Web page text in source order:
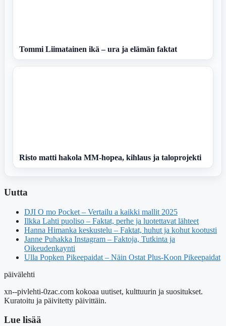
Tommi Liimatainen ikä – ura ja elämän faktat
Risto matti hakola MM-hopea, kihlaus ja taloprojekti
Uutta
DJI O mo Pocket – Vertailu a kaikki mallit 2025
Ilkka Lahti puoliso – Faktat, perhe ja luotettavat lähteet
Hanna Himanka keskustelu – Faktat, huhut ja kohut kootusti
Janne Puhakka Instagram – Faktoja, Tutkinta ja
Oikeudenkaynti
Ulla Popken Pikeepaidat – Näin Ostat Plus-Koon Pikeepaidat
päivälehti
xn--pivlehti-0zac.com kokoaa uutiset, kulttuurin ja suositukset.
Kuratoitu ja päivitetty päivittäin.
Lue lisää